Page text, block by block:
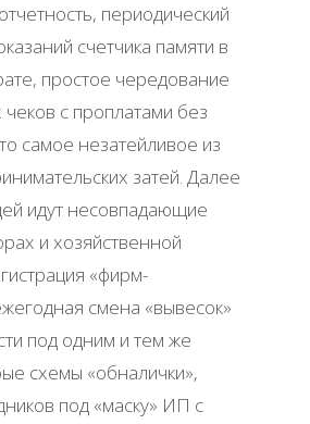
периодический
счетчика памяти в
простое чередование
с проплатами без
самое незатейливое из
затей. Далее
идут несовпадающие
и хозяйственной
«фирм-
смена «вывесок»
под одним и тем же
схемы «обналички»,
под «маску» ИП с